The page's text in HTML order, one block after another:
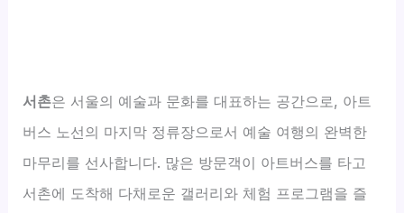
서촌은 서울의 예술과 문화를 대표하는 공간으로, 아트
버스 노선의 마지막 정류장으로서 예술 여행의 완벽한
마무리를 선사합니다. 많은 방문객이 아트버스를 타고
서촌에 도착해 다채로운 갤러리와 체험 프로그램을 즐